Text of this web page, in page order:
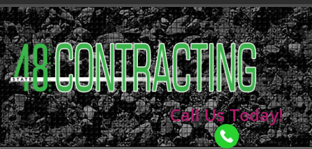
Call Us Today!